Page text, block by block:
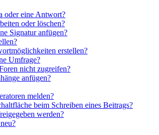
oder eine Antwort?
oder löschen?
Signatur anfügen?
erstellen?
Umfrage?
nicht zugreifen?
anfügen?
melden?
beim Schreiben eines Beitrags?
werden?